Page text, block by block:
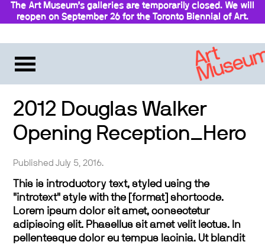
The Art Museum’s galleries are temporarily closed. We will
reopen on September 26 for the Toronto Biennial of Art.
2012 Douglas Walker
Opening Reception_Hero
Published July 5, 2016.
This is introductory text, styled using the
"introtext" style with the [format] shortcode.
Lorem ipsum dolor sit amet, consectetur
adipiscing elit. Phasellus sit amet velit lectus. In
pellentesque dolor eu tempus lacinia. Ut blandit